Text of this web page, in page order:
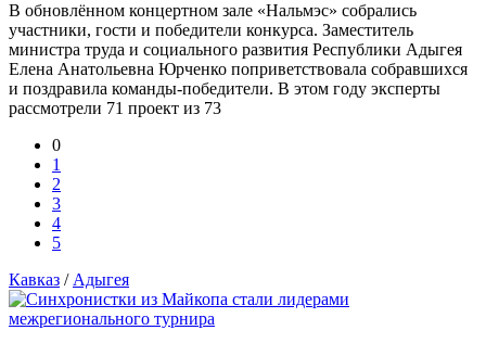
В обновлённом концертном зале «Нальмэс» собрались
участники, гости и победители конкурса. Заместитель
министра труда и социального развития Республики Адыгея
Елена Анатольевна Юрченко поприветствовала собравшихся
и поздравила команды-победители. В этом году эксперты
рассмотрели 71 проект из 73
0
1
2
3
4
5
Кавказ / Адыгея